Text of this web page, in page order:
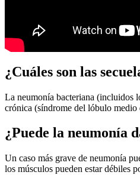
¿Cuáles son las
La neumonía bacteriana (incluidos
crónica (síndrome del lóbulo
¿Puede la neumonía
Un caso más grave de neumonía
los músculos pueden estar débiles